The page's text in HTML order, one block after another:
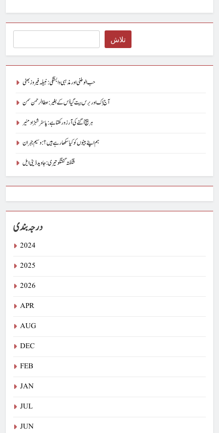
تلاش
حب الوطنی اور مذہبی وابستگی : نبیلہ فیروز بھٹی
آج اِک اور برس بیت گیا اُس کے بغیر : عطاالرحمن سمن
ہر بیج اُگنے کی آرزو رکھتا ہے : پاسٹر شہزاد منیر
ہم اپنے بیٹوں کو کیا سکھا رہے ہیں؟ : وسیم جبران
شگفتہ گفتگو تیری : جاوید ڈینی ایل
درجہ بندی
2024
2025
2026
APR
AUG
DEC
FEB
JAN
JUL
JUN